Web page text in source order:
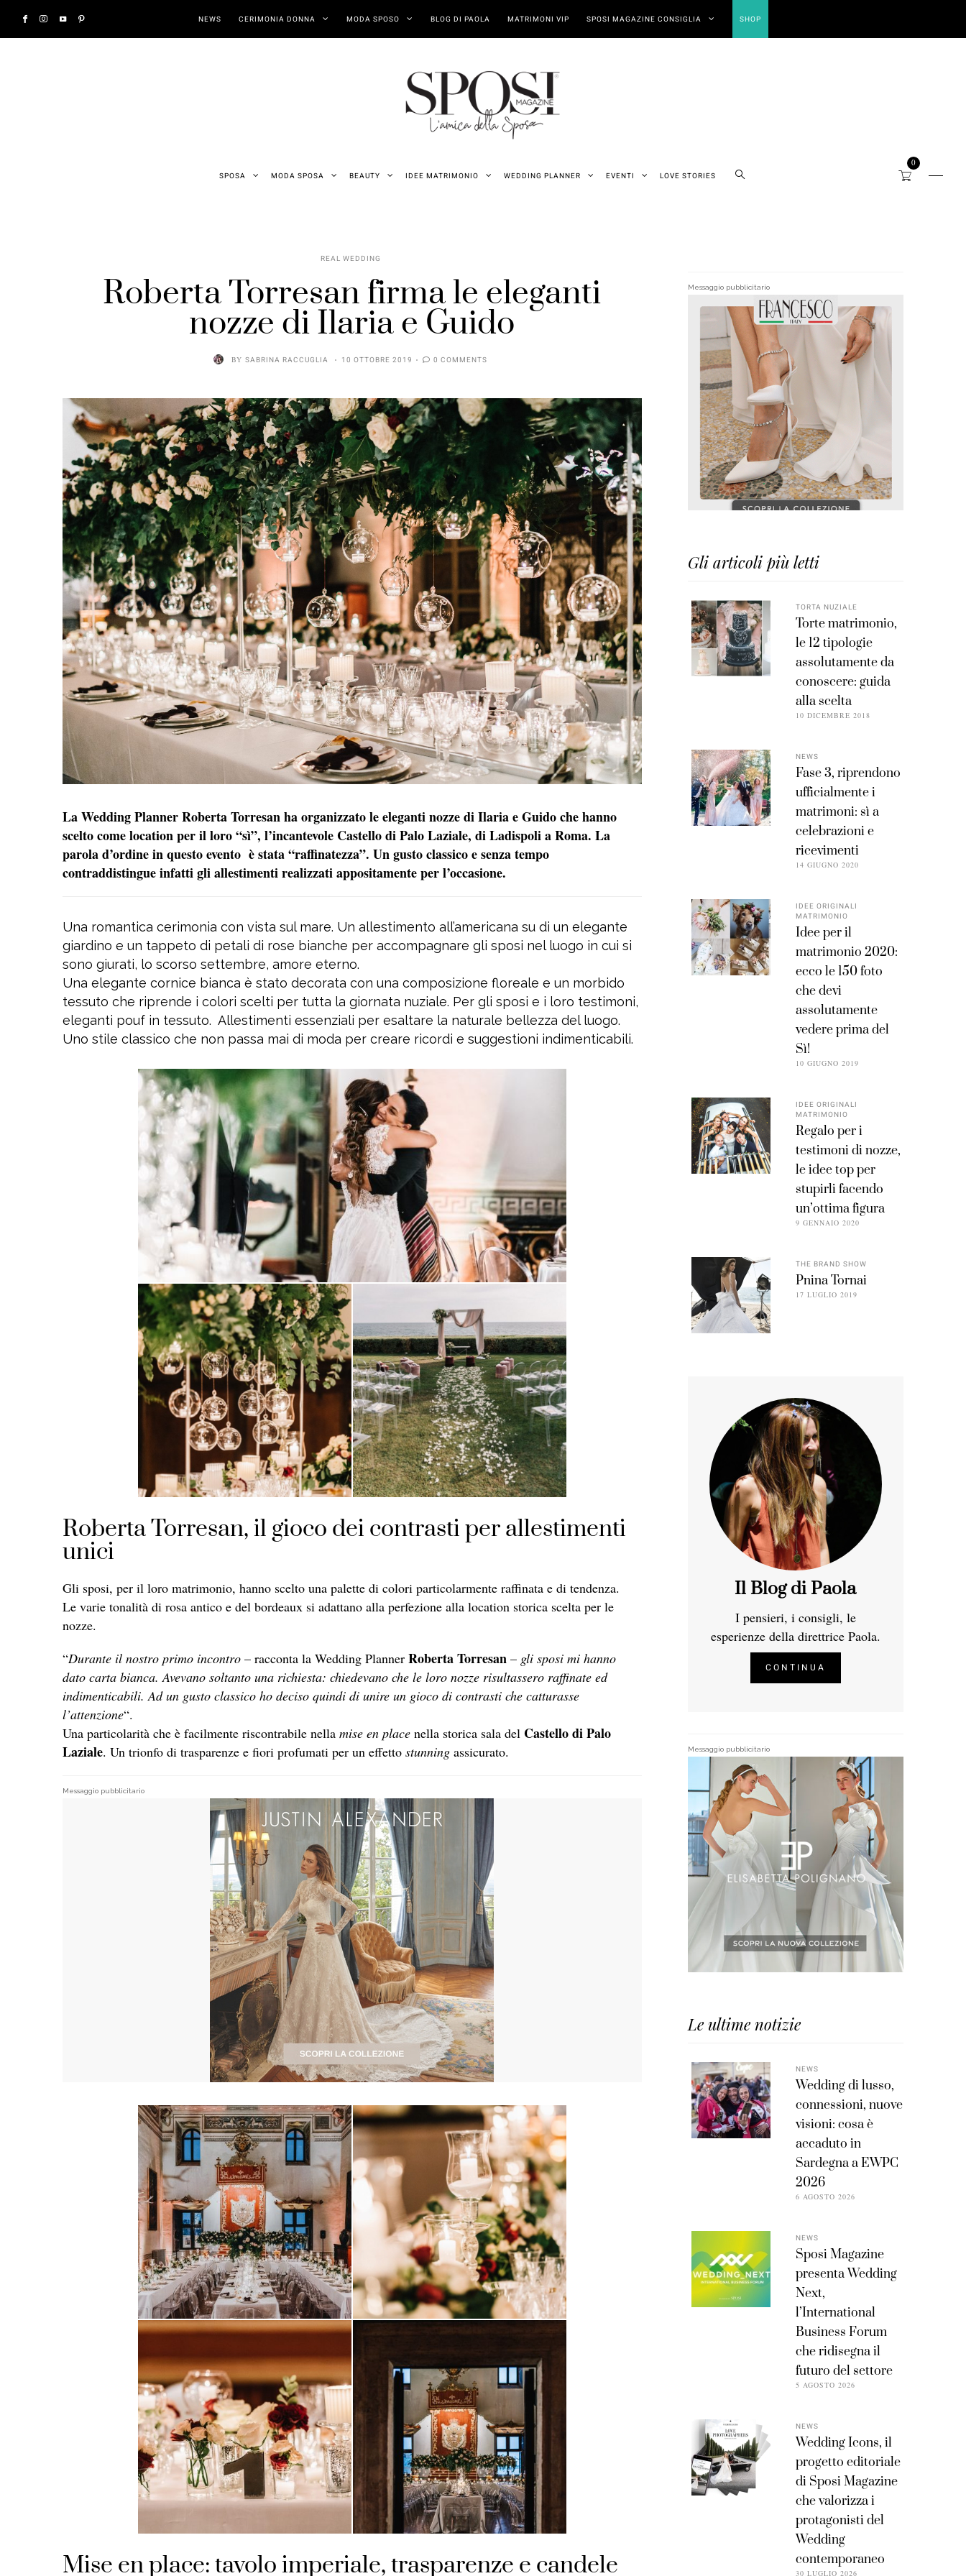
NEWS CERIMONIA DONNA MODA SPOSO BLOG DI PAOLA MATRIMONI VIP SPOSI MAGAZINE CONSIGLIA SHOP
SPOSA MODA SPOSA BEAUTY IDEE MATRIMONIO WEDDING PLANNER EVENTI LOVE STORIES
0
REAL WEDDING
Roberta Torresan firma le eleganti
nozze di Ilaria e Guido
BYSABRINA RACCUGLIA 10 OTTOBRE 2019 0 COMMENTS
La Wedding Planner Roberta Torresan ha organizzato le eleganti nozze di Ilaria e Guido che hanno
scelto come location per il loro “sì”, l’incantevole Castello di Palo Laziale, di Ladispoli a Roma. La
parola d’ordine in questo evento è stata “raffinatezza”. Un gusto classico e senza tempo
contraddistingue infatti gli allestimenti realizzati appositamente per l’occasione.
Una romantica cerimonia con vista sul mare. Un allestimento all’americana su di un elegante
giardino e un tappeto di petali di rose bianche per accompagnare gli sposi nel luogo in cui si
sono giurati, lo scorso settembre, amore eterno.
Una elegante cornice bianca è stato decorata con una composizione floreale e un morbido
tessuto che riprende i colori scelti per tutta la giornata nuziale. Per gli sposi e i loro testimoni,
eleganti pouf in tessuto. Allestimenti essenziali per esaltare la naturale bellezza del luogo.
Uno stile classico che non passa mai di moda per creare ricordi e suggestioni indimenticabili.
Roberta Torresan, il gioco dei contrasti per allestimenti
unici
Gli sposi, per il loro matrimonio, hanno scelto una palette di colori particolarmente raffinata e di tendenza.
Le varie tonalità di rosa antico e del bordeaux si adattano alla perfezione alla location storica scelta per le
nozze.
“Durante il nostro primo incontro – racconta la Wedding Planner Roberta Torresan – gli sposi mi hanno
dato carta bianca. Avevano soltanto una richiesta: chiedevano che le loro nozze risultassero raffinate ed
indimenticabili. Ad un gusto classico ho deciso quindi di unire un gioco di contrasti che catturasse
l’attenzione“.
Una particolarità che è facilmente riscontrabile nella mise en place nella storica sala del Castello di Palo
Laziale. Un trionfo di trasparenze e fiori profumati per un effetto stunning assicurato.
Messaggio pubblicitario
Mise en place: tavolo imperiale, trasparenze e candele
Messaggio pubblicitario
Gli articoli più letti
TORTA NUZIALE
Torte matrimonio,
le 12 tipologie
assolutamente da
conoscere: guida
alla scelta
10 DICEMBRE 2018
NEWS
Fase 3, riprendono
ufficialmente i
matrimoni: sì a
celebrazioni e
ricevimenti
14 GIUGNO 2020
IDEE ORIGINALI
MATRIMONIO
Idee per il
matrimonio 2020:
ecco le 150 foto
che devi
assolutamente
vedere prima del
Sì!
10 GIUGNO 2019
IDEE ORIGINALI
MATRIMONIO
Regalo per i
testimoni di nozze,
le idee top per
stupirli facendo
un’ottima figura
9 GENNAIO 2020
THE BRAND SHOW
Pnina Tornai
17 LUGLIO 2019
Il Blog di Paola
I pensieri, i consigli, le
esperienze della direttrice Paola.
CONTINUA
Messaggio pubblicitario
Le ultime notizie
NEWS
Wedding di lusso,
connessioni, nuove
visioni: cosa è
accaduto in
Sardegna a EWPC
2026
6 AGOSTO 2026
NEWS
Sposi Magazine
presenta Wedding
Next,
l’International
Business Forum
che ridisegna il
futuro del settore
5 AGOSTO 2026
NEWS
Wedding Icons, il
progetto editoriale
di Sposi Magazine
che valorizza i
protagonisti del
Wedding
contemporaneo
30 LUGLIO 2026